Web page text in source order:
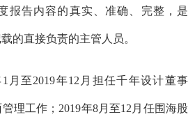
报告内容的真实、准确、完整， 是
的直接负责的主管人员。
1月至2019年12月担任千年设计董事
理工作 ；2019年8月至12月任围海股